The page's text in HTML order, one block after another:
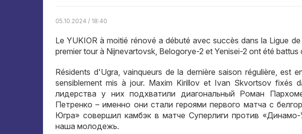
05.10.2024 / 18:40
Le YUKIOR à moitié rénové a débuté avec succès dans la Ligue
premier tour à Nijnevartovsk, Belogorye-2 et Yenisei-2 ont été
Résidents d'Ugra, vainqueurs de la dernière saison régulière, est
sensiblement mis à jour. Maxim Kirillov et Ivan Skvortsov fixés
лидерства у них подхватили диагональный Роман
Петренко – именно они стали героями первого матча с
Югра» совершил камбэк в матче Суперлиги против «Динамо-
наша молодежь.